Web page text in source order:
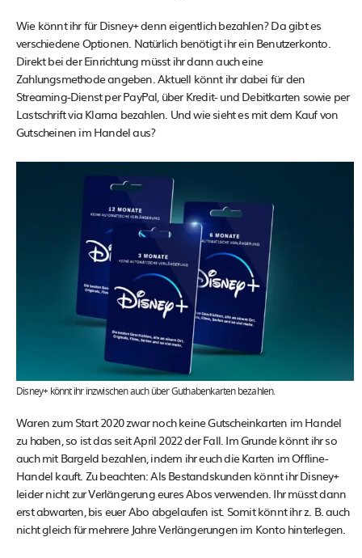
Wie könnt ihr für Disney+ denn eigentlich bezahlen? Da gibt es
verschiedene Optionen. Natürlich benötigt ihr ein Benutzerkonto.
Direkt bei der Einrichtung müsst ihr dann auch eine
Zahlungsmethode angeben. Aktuell könnt ihr dabei für den
Streaming-Dienst per PayPal, über Kredit- und Debitkarten sowie per
Lastschrift via Klarna bezahlen. Und wie sieht es mit dem Kauf von
Gutscheinen im Handel aus?
Disney+ könnt ihr inzwischen auch über Guthabenkarten bezahlen.
Waren zum Start 2020 zwar noch keine Gutscheinkarten im Handel
zu haben, so ist das seit April 2022 der Fall. Im Grunde könnt ihr so
auch mit Bargeld bezahlen, indem ihr euch die Karten im Offline-
Handel kauft. Zu beachten: Als Bestandskunden könnt ihr Disney+
leider nicht zur Verlängerung eures Abos verwenden. Ihr müsst dann
erst abwarten, bis euer Abo abgelaufen ist. Somit könnt ihr z. B. auch
nicht gleich für mehrere Jahre Verlängerungen im Konto hinterlegen.